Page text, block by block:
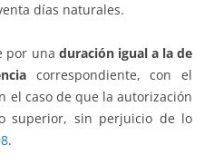
días naturales.
por una duración igual a la de
correspondiente, con el
el caso de que la autorización
superior, sin perjuicio de lo
.